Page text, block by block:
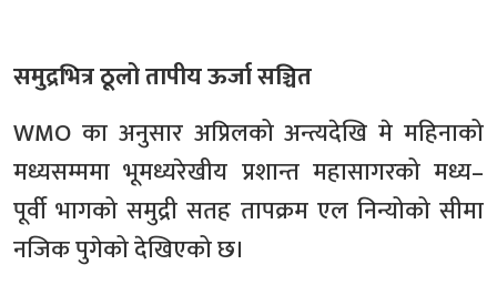
समुद्रभित्र ठूलो तापीय ऊर्जा सञ्चित
WMO का अनुसार अप्रिलको अन्त्यदेखि मे महिनाको
मध्यसम्ममा भूमध्यरेखीय प्रशान्त महासागरको मध्य–
पूर्वी भागको समुद्री सतह तापक्रम एल निन्योको सीमा
नजिक पुगेको देखिएको छ।